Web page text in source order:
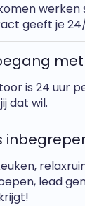
geeft je
is 24 uur
dat wil.
lead